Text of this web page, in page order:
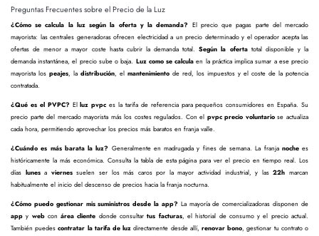
Preguntas Frecuentes sobre el Precio de la Luz
¿Cómo se calcula la luz según la oferta y la demanda? El precio que pagas parte del mercado
mayorista: las centrales generadoras ofrecen electricidad a un precio determinado y el operador acepta las
ofertas de menor a mayor coste hasta cubrir la demanda total.Según la ofertatotal disponible y la
demanda instantánea, el precio sube o baja. Luz como se calcula en la práctica implica sumar a ese precio
mayorista los peajes, la distribución, el mantenimiento de red, los impuestos y el coste de la potencia
contratada.
¿Qué es el PVPC?Elluz pvpc es la tarifa de referencia para pequeños consumidores en España. Su
precio parte del mercado mayorista más los costes regulados. Con el pvpc precio voluntariose actualiza
cada hora, permitiendo aprovechar los precios más baratos en franja valle.
¿Cuándo es más barata la luz? Generalmente en madrugada y fines de semana. La franja nochees
históricamente la más económica. Consulta la tabla de esta página para ver el precio en tiempo real. Los
días lunesa viernessuelen ser los más caros por la mayor actividad industrial, y las22h marcan
habitualmente el inicio del descenso de precios hacia la franja nocturna.
¿Cómo puedo gestionar mis suministros desde la app?La mayoría de comercializadoras disponen de
app y webconárea cliente donde consultartus facturas, el historial de consumo y el precio actual.
También puedescontratar la tarifa de luz directamente desde allí,renovar bono, gestionar tu contrato o